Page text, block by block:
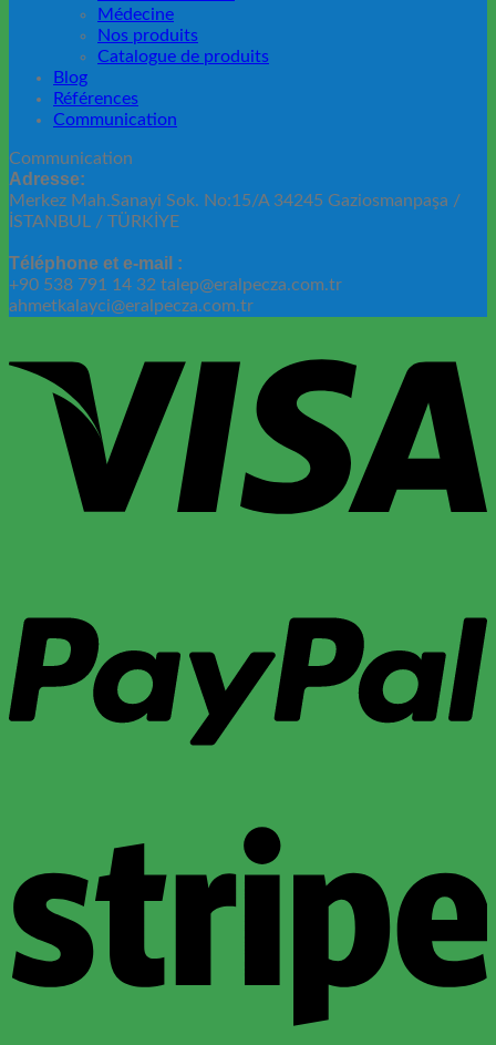
Médecine
Nos produits
Catalogue de produits
Blog
Références
Communication
Communication
Adresse:
Merkez Mah.Sanayi Sok. No:15/A 34245 Gaziosmanpaşa /
İSTANBUL / TÜRKİYE
Téléphone et e-mail :
+90 538 791 14 32 talep@eralpecza.com.tr
ahmetkalayci@eralpecza.com.tr